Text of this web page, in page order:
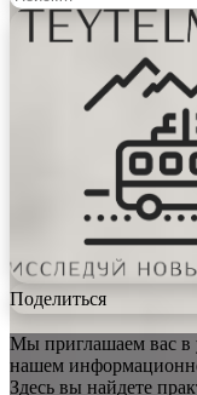
Поделиться
Мы приглашаем вас в
нашем
Здесь вы найдете